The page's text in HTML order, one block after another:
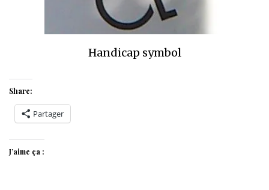
Handicap symbol
Share:
Partager
J’aime ça :